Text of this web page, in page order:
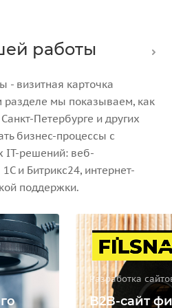
работы
- визитная карточка
мы показываем, как
Петербурге и других
бизнес-процессы с
решений: веб-
и Битрикс24, интернет-
поддержки.
Разработка
B2B-сайт